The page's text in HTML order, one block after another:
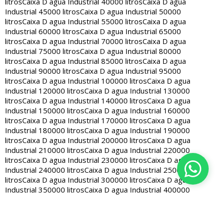
Industrial 45000 litrosCaixa D agua Industrial 50000
litrosCaixa D agua Industrial 55000 litrosCaixa D agua
Industrial 60000 litrosCaixa D agua Industrial 65000
litrosCaixa D agua Industrial 70000 litrosCaixa D agua
Industrial 75000 litrosCaixa D agua Industrial 80000
litrosCaixa D agua Industrial 85000 litrosCaixa D agua
Industrial 90000 litrosCaixa D agua Industrial 95000
litrosCaixa D agua Industrial 100000 litrosCaixa D agua
Industrial 120000 litrosCaixa D agua Industrial 130000
litrosCaixa D agua Industrial 140000 litrosCaixa D agua
Industrial 150000 litrosCaixa D agua Industrial 160000
litrosCaixa D agua Industrial 170000 litrosCaixa D agua
Industrial 180000 litrosCaixa D agua Industrial 190000
litrosCaixa D agua Industrial 200000 litrosCaixa D agua
Industrial 210000 litrosCaixa D agua Industrial 220000
litrosCaixa D agua Industrial 230000 litrosCaixa D agua
Industrial 240000 litrosCaixa D agua Industrial 250000
litrosCaixa D agua Industrial 300000 litrosCaixa D agua
Industrial 350000 litrosCaixa D agua Industrial 400000